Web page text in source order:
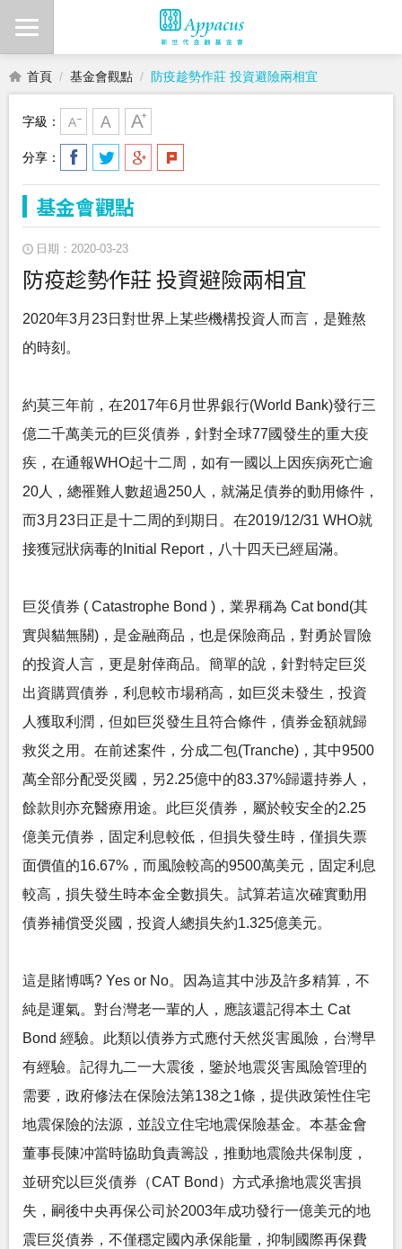
首頁 基金會觀點 防疫趁勢作莊 投資避險兩相宜
字級：
分享：
基金會觀點
日期：2020-03-23
防疫趁勢作莊 投資避險兩相宜
2020年3月23日對世界上某些機構投資人而言，是難熬
的時刻。
約莫三年前，在2017年6月世界銀行(World Bank)發行三
億二千萬美元的巨災債券，針對全球77國發生的重大疫
疾，在通報WHO起十二周，如有一國以上因疾病死亡逾
20人，總罹難人數超過250人，就滿足債券的動用條件，
而3月23日正是十二周的到期日。在2019/12/31 WHO就
接獲冠狀病毒的Initial Report，八十四天已經屆滿。
巨災債券 ( Catastrophe Bond )，業界稱為 Cat bond(其
實與貓無關)，是金融商品，也是保險商品，對勇於冒險
的投資人言，更是射倖商品。簡單的說，針對特定巨災
出資購買債券，利息較市場稍高，如巨災未發生，投資
人獲取利潤，但如巨災發生且符合條件，債券金額就歸
救災之用。在前述案件，分成二包(Tranche)，其中9500
萬全部分配受災國，另2.25億中的83.37%歸還持券人，
餘款則亦充醫療用途。此巨災債券，屬於較安全的2.25
億美元債券，固定利息較低，但損失發生時，僅損失票
面價值的16.67%，而風險較高的9500萬美元，固定利息
較高，損失發生時本金全數損失。試算若這次確實動用
債券補償受災國，投資人總損失約1.325億美元。
這是賭博嗎? Yes or No。因為這其中涉及許多精算，不
純是運氣。對台灣老一輩的人，應該還記得本土 Cat
Bond 經驗。此類以債券方式應付天然災害風險，台灣早
有經驗。記得九二一大震後，鑒於地震災害風險管理的
需要，政府修法在保險法第138之1條，提供政策性住宅
地震保險的法源，並設立住宅地震保險基金。本基金會
董事長陳冲當時協助負責籌設，推動地震險共保制度，
並研究以巨災債券（CAT Bond）方式承擔地震災害損
失，嗣後中央再保公司於2003年成功發行一億美元的地
震巨災債券，不僅穩定國內承保能量，抑制國際再保費